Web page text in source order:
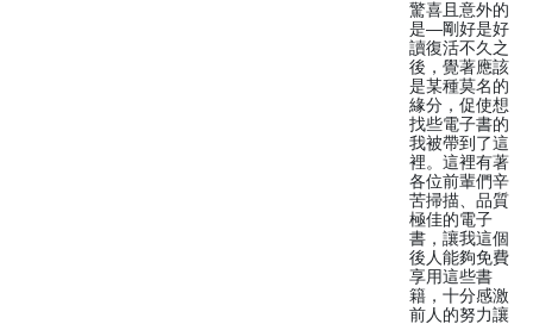
驚喜且意外的
是—剛好是好
讀復活不久之
後，覺著應該
是某種莫名的
緣分，促使想
找些電子書的
我被帶到了這
裡。這裡有著
各位前輩們辛
苦掃描、品質
極佳的電子
書，讓我這個
後人能夠免費
享用這些書
籍，十分感激
前人的努力讓